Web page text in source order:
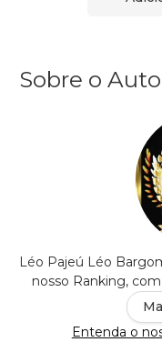
Sobre o
Léo Pajeú Léo
nosso Ranking,
Entenda o